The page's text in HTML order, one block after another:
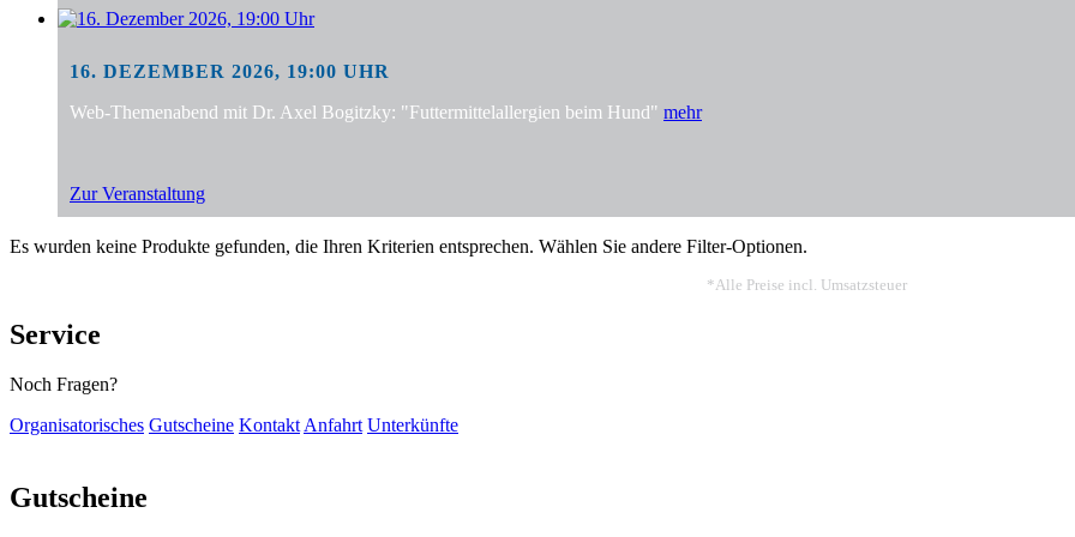
16. DEZEMBER 2026, 19:00 UHR
Web-Themenabend mit Dr. Axel Bogitzky: "Futtermittelallergien beim Hund" mehr
Zur Veranstaltung
Es wurden keine Produkte gefunden, die Ihren Kriterien entsprechen. Wählen Sie andere Filter-Optionen.
*Alle Preise incl. Umsatzsteuer
Service
Noch Fragen?
Organisatorisches Gutscheine KontaktAnfahrt Unterkünfte
Gutscheine